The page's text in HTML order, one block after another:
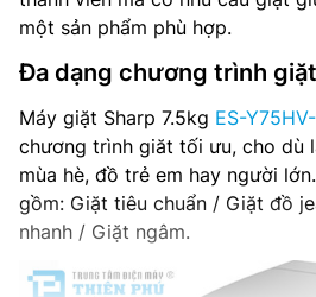
một sản phẩm phù hợp.
Đa dạng chương trình giặt
Máy giặt Sharp 7.5kg ES-
chương trình giăt tối ưu, cho dù
mùa hè, đồ trẻ em hay người
gồm: Giặt tiêu chuẩn / Giặt đồ
nhanh / Giặt ngâm.